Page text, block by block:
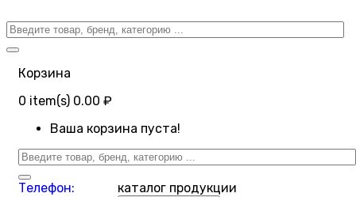
Корзина
0 item(s) 0.00 ₽
Ваша корзина пуста!
Телефон:
каталог продукции